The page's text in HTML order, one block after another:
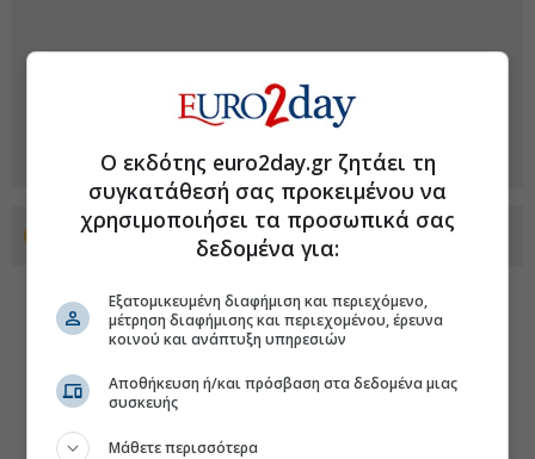
Προσθέστε το euro2day.gr στο Discover
Ο εκδότης euro2day.gr ζητάει τη
συγκατάθεσή σας προκειμένου να
χρησιμοποιήσει τα προσωπικά σας
δεδομένα για:
Εξατομικευμένη διαφήμιση και περιεχόμενο,
μέτρηση διαφήμισης και περιεχομένου, έρευνα
κοινού και ανάπτυξη υπηρεσιών
Αποθήκευση ή/και πρόσβαση στα δεδομένα μιας
συσκευής
Μάθετε περισσότερα